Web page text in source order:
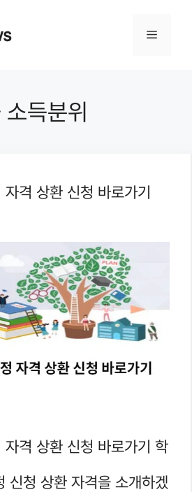
Menu
득분위
격 상환 신청 바로가기
격 상환 신청 바로가기 학
신청 상환 자격을 소개하겠